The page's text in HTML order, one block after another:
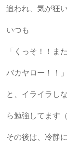
追われ、気が狂
いつも
「くっそ！！ま
バカヤロー！！」
と、イライラし
ら勉強してます（
その後は、冷静に